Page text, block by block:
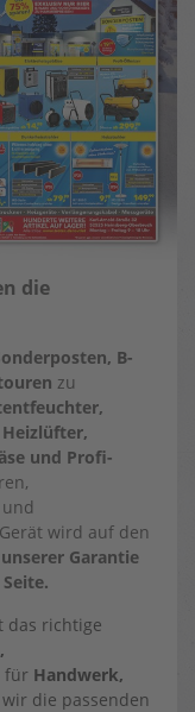
die
B-
zu
und Profi-
wird auf den
Garantie
das richtige
für Handwerk,
die passenden